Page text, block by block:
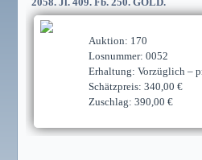
Auktion: 170
Losnummer: 0052
Erhaltung: Vorzüglich –
Schätzpreis: 340,00 €
Zuschlag: 390,00 €